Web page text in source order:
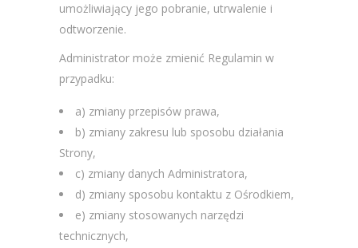
umożliwiający jego pobranie, utrwalenie i
odtworzenie.
Administrator może zmienić Regulamin w
przypadku:
a) zmiany przepisów prawa,
b) zmiany zakresu lub sposobu działania
Strony,
c) zmiany danych Administratora,
d) zmiany sposobu kontaktu z Ośrodkiem,
e) zmiany stosowanych narzędzi
technicznych,